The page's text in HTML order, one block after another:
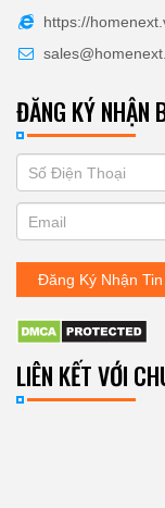
https://
ĐĂNG KÝ NHẬN
ĐĂNG
KÝ
NHẬN
BẢN
TIN
you
are
human,
leave
this
blank.
Đăng Ký Nhận Tin
LIÊN KẾT VỚI